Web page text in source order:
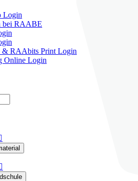
Login
bei RAABE
& RAAbits Print Login
Online Login